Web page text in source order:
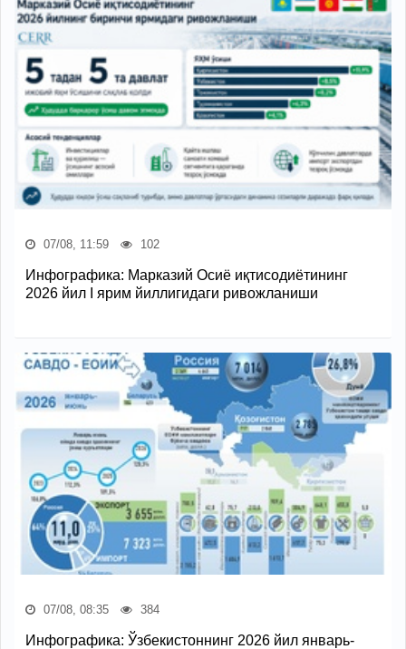
07/08, 11:59 102
Инфографика: Марказий Осиё иқтисодиётининг
2026 йил I ярим йиллигидаги ривожланиши
07/08, 08:35 384
Инфографика: Ўзбекистоннинг 2026 йил январь-